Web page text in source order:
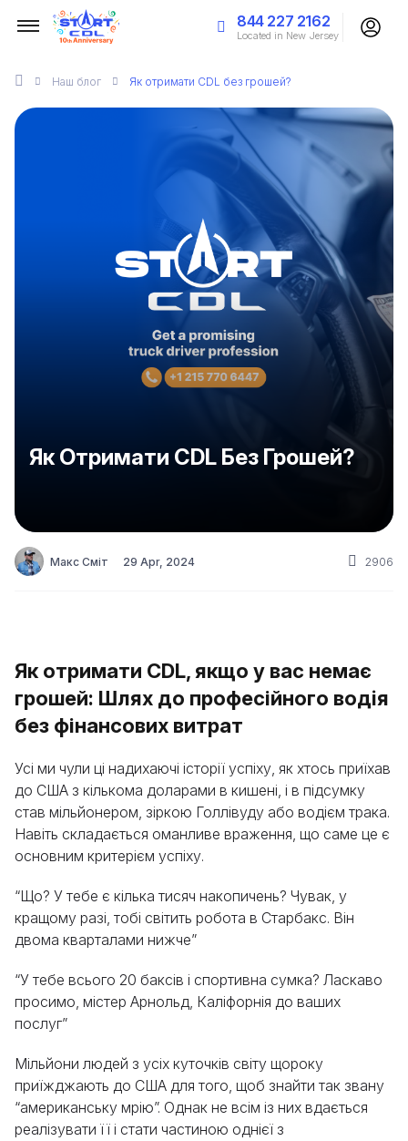
844 227 2162
Located in New Jersey
Наш блог Як отримати CDL без грошей?
Як Отримати CDL Без Грошей?
Макс Сміт 29 Apr, 2024 2906
Як отримати CDL, якщо у вас немає
грошей: Шлях до професійного водiя
без фінансових витрат
Усі ми чули ці надихаючі історії успіху, як хтось приїхав
до США з кількома доларами в кишені, і в підсумку
став мільйонером, зіркою Голлівуду або водієм трака.
Навіть складається оманливе враження, що саме це є
основним критерієм успіху.
“Що? У тебе є кілька тисяч накопичень? Чувак, у
кращому разі, тобі світить робота в Старбакс. Він
двома кварталами нижче”
“У тебе всього 20 баксів і спортивна сумка? Ласкаво
просимо, містер Арнольд, Каліфорнія до ваших
послуг”
Мільйони людей з усіх куточків світу щороку
приїжджають до США для того, щоб знайти так звану
“американську мрію”. Однак не всім із них вдається
реалізувати її і стати частиною однієї з